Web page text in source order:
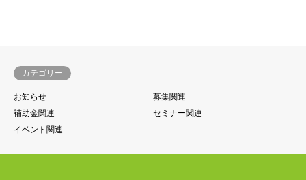
カテゴリー
お知らせ
募集関連
補助金関連
セミナー関連
イベント関連